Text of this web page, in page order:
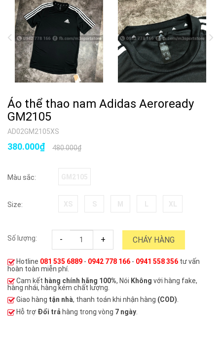
Áo thể thao nam Adidas Aeroready
GM2105
AD02GM2105XS
480.000₫
380.000₫
Màu sắc:
Size:
Số lượng: - + CHÁY HÀNG
Hotline 081 535 6889 - 0942 778 166 - 0941 558 356 tư vấn
hoàn toàn miễn phí.
Cam kết hàng chính hãng 100%, Nói Không với hàng fake,
hàng nhái, hàng kém chất lượng.
Giao hàng tận nhà, thanh toán khi nhận hàng (COD).
Hỗ trợ Đổi trả hàng trong vòng 7 ngày